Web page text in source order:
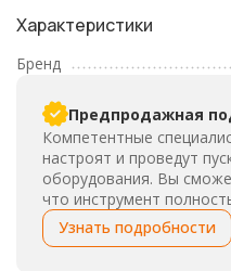
Характеристики
Бренд
Предпродажная
Компетентные
настроят и проведут
оборудования. Вы
что инструмент
Узнать подробности